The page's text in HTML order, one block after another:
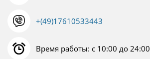
+(49)17610533443
Время работы: с 10:00 до 24:00